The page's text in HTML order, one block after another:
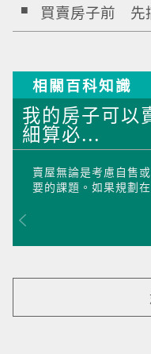
買賣房子前 先
相關百科知識
我的房子可以
細算必...
賣屋無論是考慮自售
要的課題。如果規劃